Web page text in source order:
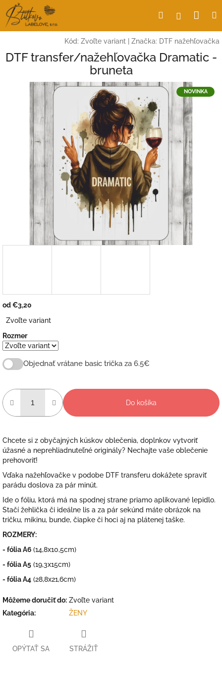
Prejsť
na
obsah
Hľadať
Kód: Zvoľte variant Značka: DTF nažehľovačka
DTF transfer/nažehľovačka Dramatic -
bruneta
NOVINKA
od€3,20
cena:
Zvoľte variant
Rozmer
Objednať vrátane basic trička za 6.5€
Do košíka
Chcete si z obyčajných kúskov oblečenia, doplnkov vytvoriť
úžasné a neprehliadnuteľné originály? Nechajte vaše oblečenie
prehovoriť!
Vďaka nažehľovačke v podobe DTF transferu dokážete spraviť
parádu doslova za pár minút.
Ide o fóliu, ktorá má na spodnej strane priamo aplikované lepidlo.
Stačí žehlička či ideálne lis a za pár sekúnd máte obrázok na
tričku, mikinu, bunde, čiapke či hoci aj na plátenej taške.
ROZMERY:
- fólia A6 (14,8x10,5cm)
- fólia A5 (19,3x15cm)
- fólia A4 (28,8x21,6cm)
Môžeme doručiť do: Zvoľte variant
Kategória: ŽENY
OPÝTAŤ SA STRÁŽIŤ